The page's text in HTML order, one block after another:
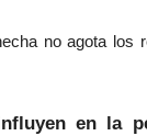
no agota los
en la